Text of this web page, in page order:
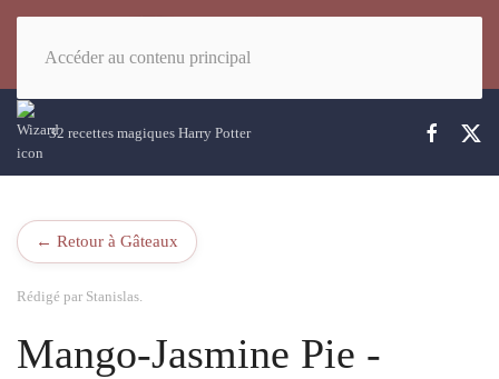
Accéder au contenu principal
32 recettes magiques Harry Potter
← Retour à Gâteaux
Rédigé par Stanislas.
Mango-Jasmine Pie -